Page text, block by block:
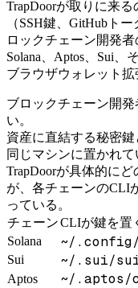
TrapDoorが取りに来
（SSH鍵、GitHubト
ロックチェーン開発者
Solana、Aptos、Sui、
ブラウザウォレット拡
ブロックチェーン開
い。
資産に直結する秘密
同じマシンに置かれ
TrapDoorが具体的に
が、各チェーンのCLI
っている。
チェーンCLIが鍵を置
Solana
~/
Sui ~/.sui/
Aptos ~/.aptos/